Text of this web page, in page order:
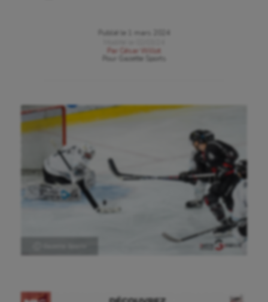
Publié le
1 mars 2024
Par
César Willot
Gazette Sports